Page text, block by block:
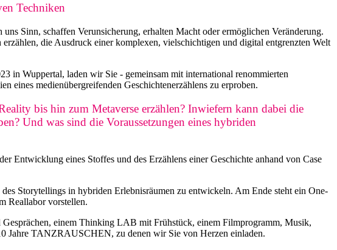
Techniken
Sinn, schaffen Verunsicherung, erhalten Macht oder ermöglichen Veränderung.
die Ausdruck einer komplexen, vielschichtigen und digital entgrenzten Welt
Wuppertal, laden wir Sie - gemeinsam mit international renommierten
eines medienübergreifenden Geschichtenerzählens zu erproben.
bis hin zum Metaverse erzählen? Inwiefern kann dabei die
Und was sind die Voraussetzungen eines hybriden
Entwicklung eines Stoffes und des Erzählens einer Geschichte anhand von Case
Storytellings in hybriden Erlebnisräumen zu entwickeln. Am Ende steht ein One-
Reallabor vorstellen.
einem Thinking LAB mit Frühstück, einem Filmprogramm, Musik,
Jahre TANZRAUSCHEN, zu denen wir Sie von Herzen einladen.